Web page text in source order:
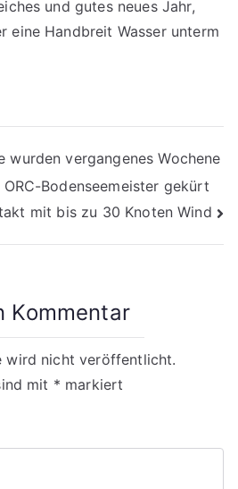
und gutes neues Jahr,
eine Handbreit Wasser unterm
wurden vergangenes Wochene
Bodenseemeister gekürt
mit bis zu 30 Knoten Wind
Kommentar
wird nicht veröffentlicht.
mit * markiert